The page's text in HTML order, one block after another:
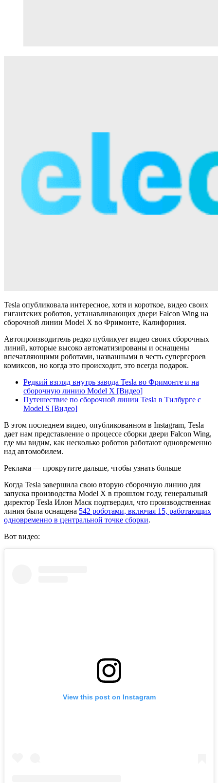
Tesla опубликовала интересное, хотя и короткое, видео своих
гигантских роботов, устанавливающих двери Falcon Wing на
сборочной линии Model X во Фримонте, Калифорния.
Автопроизводитель редко публикует видео своих сборочных
линий, которые высоко автоматизированы и оснащены
впечатляющими роботами, названными в честь супергероев
комиксов, но когда это происходит, это всегда подарок.
Редкий взгляд внутрь завода Tesla во Фримонте и на
сборочную линию Model X [Видео]
Путешествие по сборочной линии Tesla в Тилбурге с
Model S [Видео]
В этом последнем видео, опубликованном в Instagram, Tesla
дает нам представление о процессе сборки двери Falcon Wing,
где мы видим, как несколько роботов работают одновременно
над автомобилем.
Реклама — прокрутите дальше, чтобы узнать больше
Когда Tesla завершила свою вторую сборочную линию для
запуска производства Model X в прошлом году, генеральный
директор Tesla Илон Маск подтвердил, что производственная
линия была оснащена 542 роботами, включая 15, работающих
одновременно в центральной точке сборки.
Вот видео:
View this post on Instagram